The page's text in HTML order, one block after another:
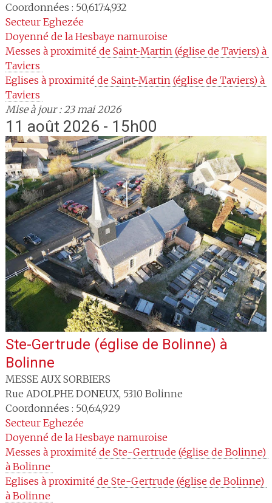
Coordonnées : 50,617:4,932
Secteur Eghezée
Doyenné de la Hesbaye namuroise
Messes à proximité de Saint-Martin (église de Taviers) à
Taviers
Eglises à proximité de Saint-Martin (église de Taviers) à
Taviers
Mise à jour : 23 mai 2026
11 août 2026 - 15h00
Ste-Gertrude (église de Bolinne) à
Bolinne
MESSE AUX SORBIERS
Rue ADOLPHE DONEUX, 5310 Bolinne
Coordonnées : 50,6:4,929
Secteur Eghezée
Doyenné de la Hesbaye namuroise
Messes à proximité de Ste-Gertrude (église de Bolinne)
à Bolinne
Eglises à proximité de Ste-Gertrude (église de Bolinne)
à Bolinne